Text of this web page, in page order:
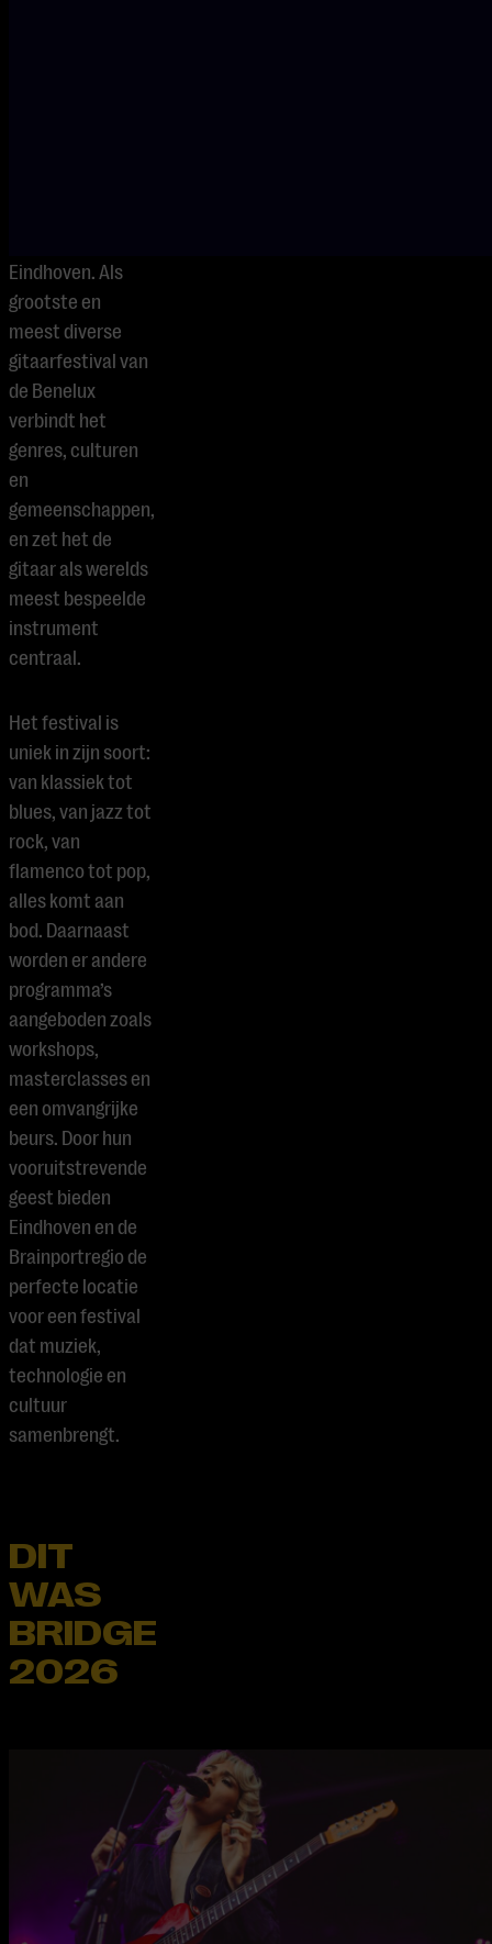
Eindhoven. Als
grootste en
meest diverse
gitaarfestival van
de Benelux
verbindt het
genres, culturen
en
gemeenschappen,
en zet het de
gitaar als werelds
meest bespeelde
instrument
centraal.
Het festival is
uniek in zijn soort:
van klassiek tot
blues, van jazz tot
rock, van
flamenco tot pop,
alles komt aan
bod. Daarnaast
worden er andere
programma’s
aangeboden zoals
workshops,
masterclasses en
een omvangrijke
beurs. Door hun
vooruitstrevende
geest bieden
Eindhoven en de
Brainportregio de
perfecte locatie
voor een festival
dat muziek,
technologie en
cultuur
samenbrengt.
DIT
WAS
BRIDGE
2026